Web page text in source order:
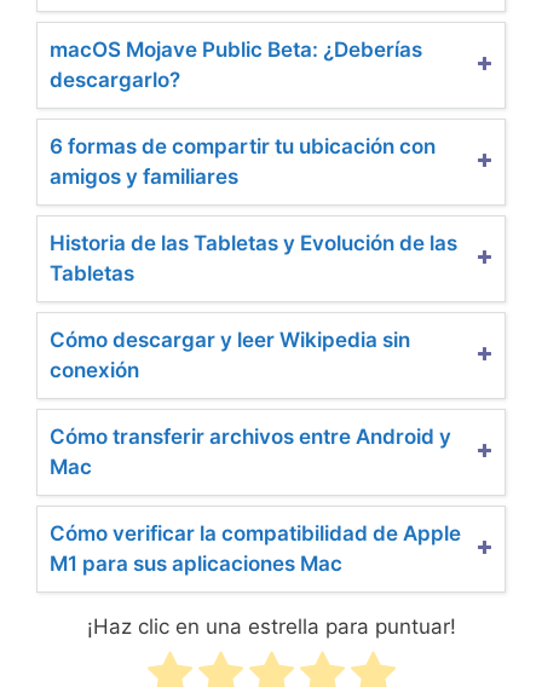
macOS Mojave Public Beta: ¿Deberías
descargarlo?
6 formas de compartir tu ubicación con
amigos y familiares
Historia de las Tabletas y Evolución de las
Tabletas
Cómo descargar y leer Wikipedia sin
conexión
Cómo transferir archivos entre Android y
Mac
Cómo verificar la compatibilidad de Apple
M1 para sus aplicaciones Mac
¡Haz clic en una estrella para puntuar!